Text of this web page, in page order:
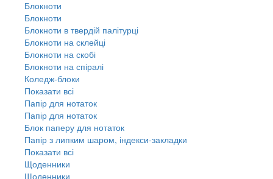
Блокноти
Блокноти
Блокноти в твердій палітурці
Блокноти на склейці
Блокноти на скобі
Блокноти на спіралі
Коледж-блоки
Показати всі
Папір для нотаток
Папір для нотаток
Блок паперу для нотаток
Папір з липким шаром, індекси-закладки
Показати всі
Щоденники
Щоденники